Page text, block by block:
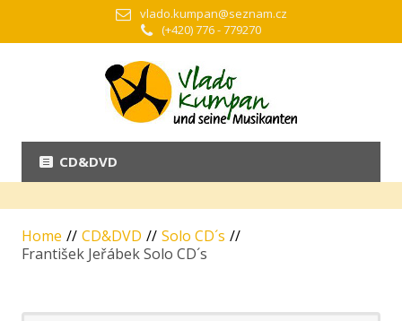
vlado.kumpan@seznam.cz
(+420) 776 - 779270
CD&DVD
Home // CD&DVD // Solo CD´s //
František Jeřábek Solo CD´s